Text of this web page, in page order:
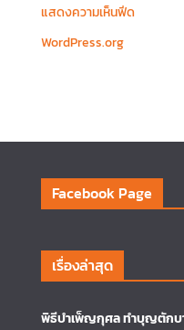
แสดงความเห็นฟีด
WordPress.org
Facebook Page
เรื่องล่าสุด
พิธีบำเพ็ญกุศล ทำบุญตักบา